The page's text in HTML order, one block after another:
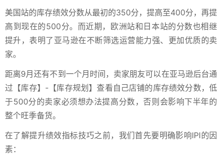
美国站的库存绩效分数从最初的350分，提高至400分，再提
高到现在的500分。而近期，欧洲站和日本站的分数也相继
提升，表明了亚马逊在不断筛选运营能力强、更加优质的卖
家。
距离9月还有不到一个月时间，卖家朋友可以在亚马逊后台通
过【库存】-【库存规划】查看自己店铺的库存绩效分数，低
于500分的卖家必须想办法提高分数，否则会影响下半年的
整个旺季备货。
在了解提升绩效指标技巧之前，我们首先要明确影响IPI的因
素：